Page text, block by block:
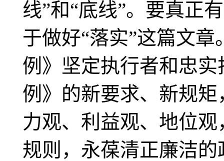
线”和“底线”。要真正
于做好“落实”这篇文
例》坚定执行者和忠
例》的新要求、新规
力观、利益观、地位
规则， 永葆清正廉洁的